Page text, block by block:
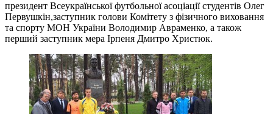
президент Всеукраїнської футбольної асоціації студентів Олег
Первушкін,заступник голови Комітету з фізичного виховання
та спорту МОН України Володимир Авраменко, а також
перший заступник мера Ірпеня Дмитро Христюк.